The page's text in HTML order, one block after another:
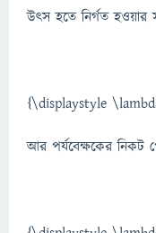
উৎস হতে নির্গত হওয়ার
{\displaystyle
আর পর্যবেক্ষকের নিকট